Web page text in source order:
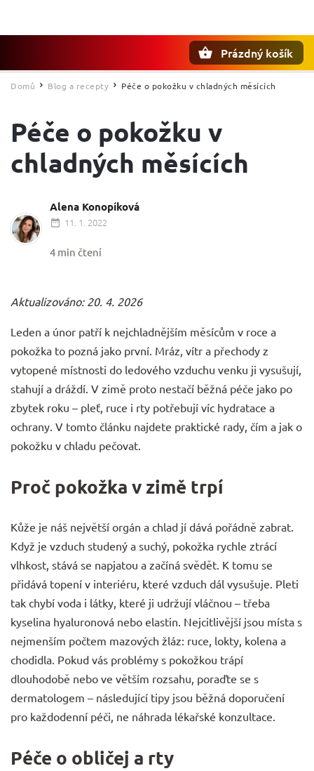
Prázdný košík
Domů / Blog a recepty / Péče o pokožku v chladných měsících
Péče o pokožku v
chladných měsících
Alena Konopíková
11. 1. 2022
4 min čtení
Aktualizováno: 20. 4. 2026
Leden a únor patří k nejchladnějším měsícům v roce a
pokožka to pozná jako první. Mráz, vítr a přechody z
vytopené místnosti do ledového vzduchu venku ji vysušují,
stahují a dráždí. V zimě proto nestačí běžná péče jako po
zbytek roku – pleť, ruce i rty potřebují víc hydratace a
ochrany. V tomto článku najdete praktické rady, čím a jak o
pokožku v chladu pečovat.
Proč pokožka v zimě trpí
Kůže je náš největší orgán a chlad jí dává pořádně zabrat.
Když je vzduch studený a suchý, pokožka rychle ztrácí
vlhkost, stává se napjatou a začíná svědět. K tomu se
přidává topení v interiéru, které vzduch dál vysušuje. Pleti
tak chybí voda i látky, které ji udržují vláčnou – třeba
kyselina hyaluronová nebo elastin. Nejcitlivější jsou místa s
nejmenším počtem mazových žláz: ruce, lokty, kolena a
chodidla. Pokud vás problémy s pokožkou trápí
dlouhodobě nebo ve větším rozsahu, poraďte se s
dermatologem – následující tipy jsou běžná doporučení
pro každodenní péči, ne náhrada lékařské konzultace.
Péče o obličej a rty